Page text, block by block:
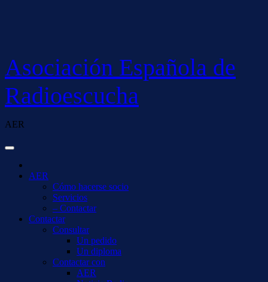
Asociación Española de
Radioescucha
AER
AER
Cómo hacerse socio
Servicios
– Contactar
Contactar
Consultar
Un pedido
Un diploma
Contactar con
AER